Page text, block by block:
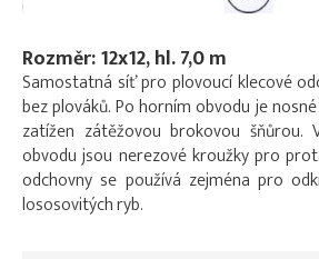
Rozměr: 12x12, hl. 7,0 m
Samostatná síť pro plovoucí klecové
bez plováků. Po horním obvodu je
zatížen zátěžovou brokovou šňůrou.
obvodu jsou nerezové kroužky pro
odchovny se používá zejména pro
lososovitých ryb.